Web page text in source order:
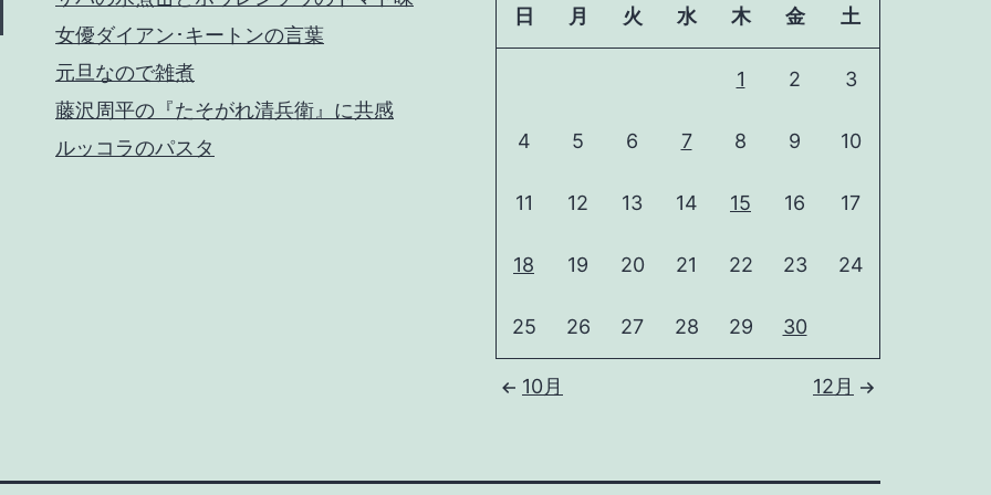
女優ダイアン･キートンの言葉
元旦なので雑煮
藤沢周平の『たそがれ清兵衛』に共感
ルッコラのパスタ
日 月 火 水 木 金 土
1 2 3
4 5 6 7 8 9 10
11 12 13 14 15 16 17
18 19 20 21 22 23 24
25 26 27 28 29 30
10月 12月